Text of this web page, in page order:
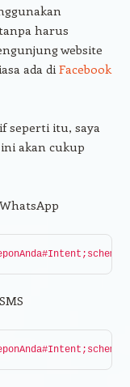
harus
website
ada di Facebook
seperti itu, saya
akan cukup